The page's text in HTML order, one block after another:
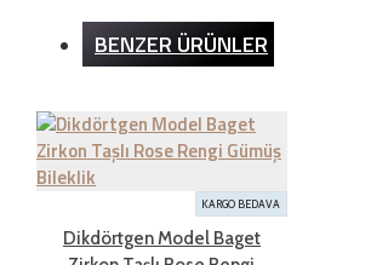
İnternet sitemizden yapılan bütün
dışında hiçbir ücret ödemezsiniz.
BENZER ÜRÜNLER
KARGO BEDAVA
Dikdörtgen Model Baget